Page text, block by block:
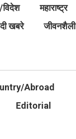
महाराष्ट्र
खबरे जीवनशैली
Abroad
Editorial